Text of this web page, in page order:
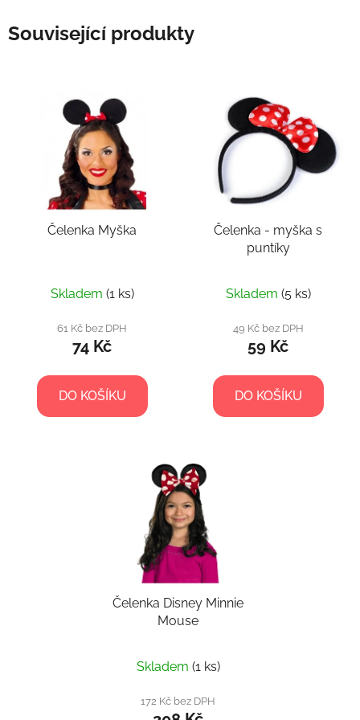
Související produkty
Čelenka Myška
Skladem (1 ks)
61 Kč bez DPH
74 Kč
DO KOŠÍKU
Čelenka - myška s
puntíky
Skladem (5 ks)
49 Kč bez DPH
59 Kč
DO KOŠÍKU
Čelenka Disney Minnie
Mouse
Skladem (1 ks)
172 Kč bez DPH